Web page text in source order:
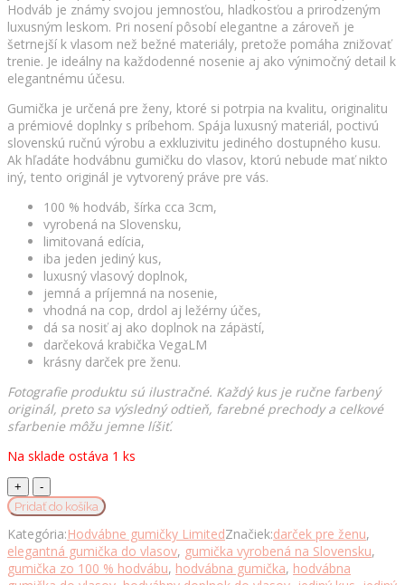
Hodváb je známy svojou jemnosťou, hladkosťou a prirodzeným
luxusným leskom. Pri nosení pôsobí elegantne a zároveň je
šetrnejší k vlasom než bežné materiály, pretože pomáha znižovať
trenie. Je ideálny na každodenné nosenie aj ako výnimočný detail k
elegantnému účesu.
Gumička je určená pre ženy, ktoré si potrpia na kvalitu, originalitu
a prémiové doplnky s príbehom. Spája luxusný materiál, poctivú
slovenskú ručnú výrobu a exkluzivitu jediného dostupného kusu.
Ak hľadáte hodvábnu gumičku do vlasov, ktorú nebude mať nikto
iný, tento originál je vytvorený práve pre vás.
100 % hodváb, šírka cca 3cm,
vyrobená na Slovensku,
limitovaná edícia,
iba jeden jediný kus,
luxusný vlasový doplnok,
jemná a príjemná na nosenie,
vhodná na cop, drdol aj ležérny účes,
dá sa nosiť aj ako doplnok na zápästí,
darčeková krabička VegaLM
krásny darček pre ženu.
Fotografie produktu sú ilustračné. Každý kus je ručne farbený
originál, preto sa výsledný odtieň, farebné prechody a celkové
sfarbenie môžu jemne líšiť.
Na sklade ostáva 1 ks
Gumička
z
pravého
hodvábu
LIMITED_11
–
Pridať do košíka
Kategória:Hodvábne gumičky LimitedZnačiek:darček pre ženu,
elegantná gumička do vlasov, gumička vyrobená na Slovensku,
gumička zo 100 % hodvábu, hodvábna gumička, hodvábna